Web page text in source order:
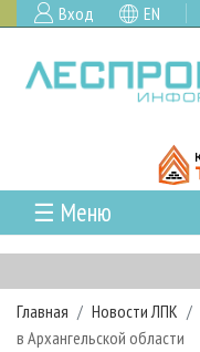
Вход EN
☰ Меню
ГЛАВНАЯ
РУБРИКИ И ТЕМЫ
РУБРИКИ ЖУРНАЛА
НОВОСТИ
Главная Новости ЛПК
в Архангельской области